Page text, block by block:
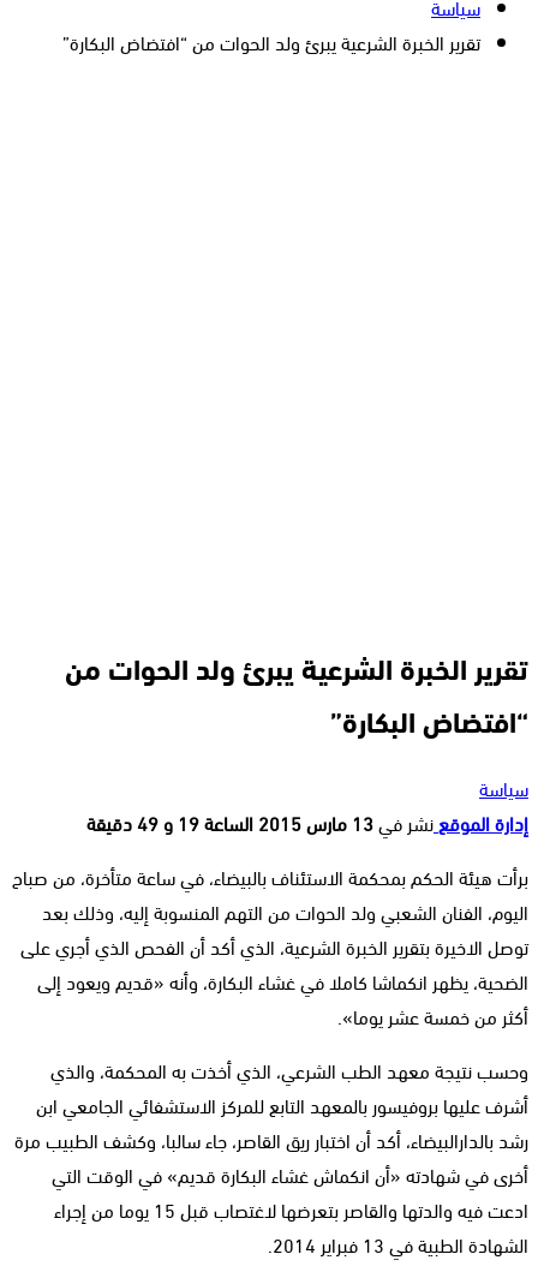
تقرير الخبرة الشرعية يبرئ ولد الحوات من “افتضاض البكارة”
تقرير الخبرة الشرعية يبرئ ولد الحوات من
“افتضاض البكارة”
سياسة
إدارة الموقعنشر في13 مارس 2015 الساعة 19 و 49 دقيقة
برأت هيئة الحكم بمحكمة الاستئناف بالبيضاء، في ساعة متأخرة، من صباح
اليوم، الفنان الشعبي ولد الحوات من التهم المنسوبة إليه، وذلك بعد
توصل الاخيرة بتقرير الخبرة الشرعية، الذي أكد أن الفحص الذي أجري على
الضحية، يظهر انكماشا كاملا في غشاء البكارة، وأنه «قديم ويعود إلى
أكثر من خمسة عشر يوما».
وحسب نتيجة معهد الطب الشرعي، الذي أخذت به المحكمة، والذي
أشرف عليها بروفيسور بالمعهد التابع للمركز الاستشفائي الجامعي ابن
رشد بالدارالبيضاء، أكد أن اختبار ريق القاصر، جاء سالبا، وكشف الطبيب مرة
أخرى في شهادته «أن انكماش غشاء البكارة قديم» في الوقت التي
ادعت فيه والدتها والقاصر بتعرضها لاغتصاب قبل 15 يوما من إجراء
الشهادة الطبية في 13 فبراير 2014.